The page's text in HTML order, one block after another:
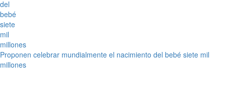
Proponen celebrar mundialmente el nacimiento del bebé siete mil
millones